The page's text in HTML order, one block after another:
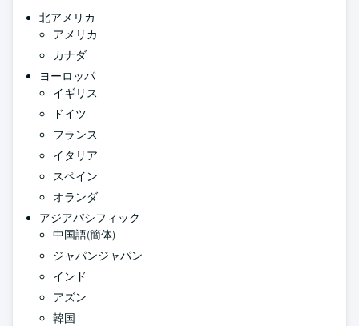
北アメリカ
アメリカ
カナダ
ヨーロッパ
イギリス
ドイツ
フランス
イタリア
スペイン
オランダ
アジアパシフィック
中国語(簡体)
ジャパンジャパン
インド
アズン
韓国